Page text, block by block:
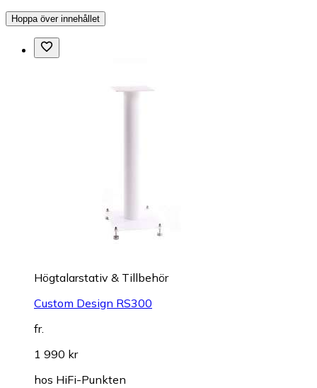
Hoppa över innehållet
Högtalarstativ & Tillbehör
Custom Design RS300
fr.
1 990 kr
hos HiFi-Punkten